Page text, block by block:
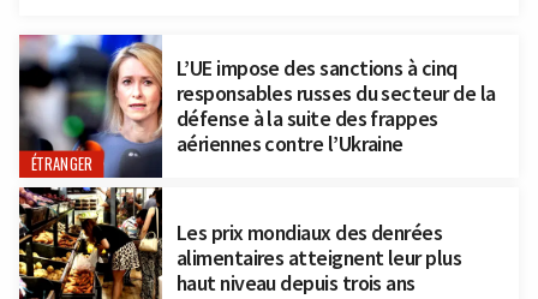
ÉTRANGER
L’UE impose des sanctions à cinq
responsables russes du secteur de la
défense à la suite des frappes
aériennes contre l’Ukraine
Les prix mondiaux des denrées
alimentaires atteignent leur plus
haut niveau depuis trois ans